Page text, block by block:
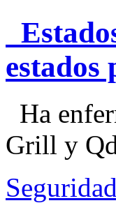
Ha
Grill y
Seguridad